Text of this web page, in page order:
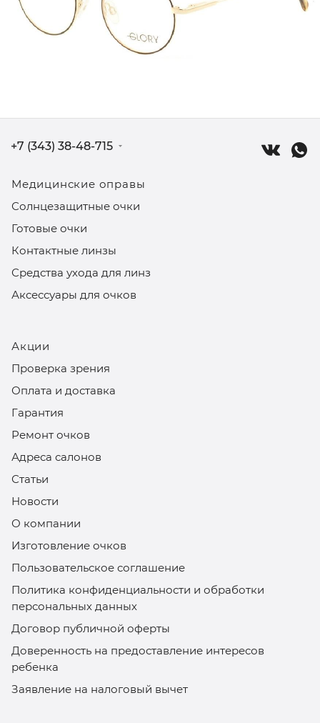
Медицинские оправы
Солнцезащитные очки
Готовые очки
Контактные линзы
Средства ухода для линз
Аксессуары для очков
Акции
Проверка зрения
Оплата и доставка
Гарантия
Ремонт очков
Адреса салонов
Статьи
Новости
О компании
Изготовление очков
Пользовательское соглашение
Политика конфиденциальности и обработки
персональных данных
Договор публичной оферты
Доверенность на предоставление интересов
ребенка
Заявление на налоговый вычет
+7 (343) 38-48-715